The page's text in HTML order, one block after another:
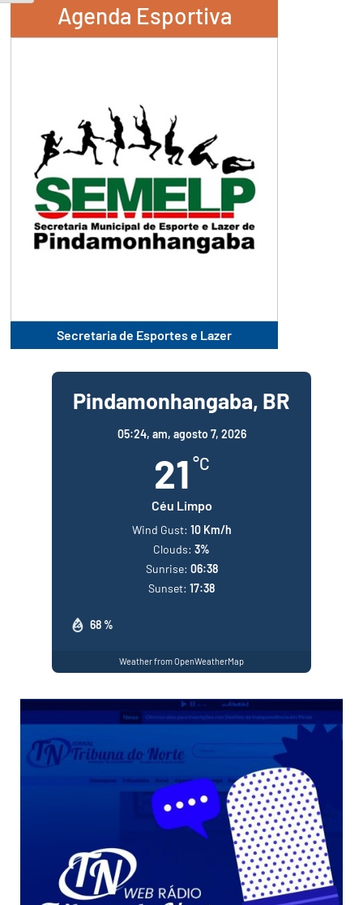
Agenda Esportiva
Secretaria de Esportes e Lazer
Pindamonhangaba, BR
05:24, am, agosto 7, 2026
21 °C
Céu Limpo
68 %
Wind Gust: 10 Km/h
Clouds: 3%
Sunrise: 06:38
Sunset: 17:38
Weather from OpenWeatherMap